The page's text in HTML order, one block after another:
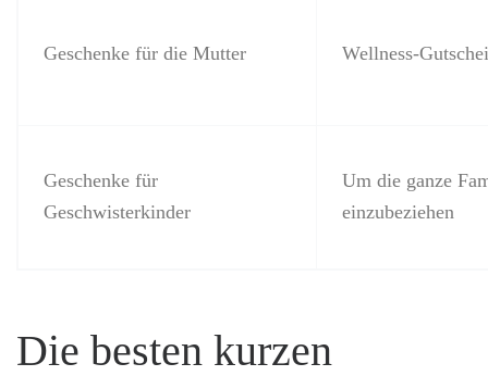
Geschenke für die Mutter Wellness-
Geschenke für
Geschwisterkinder
Um die ganze
einzubeziehen
Die besten kurzen